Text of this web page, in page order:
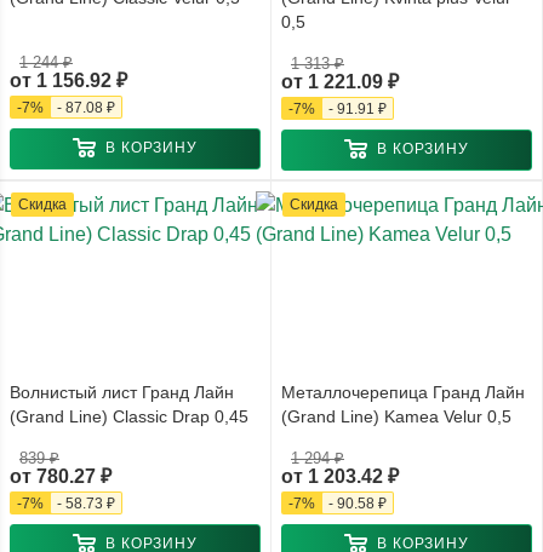
от 1 156.92 ₽
1 244 ₽
-7% - 87.08 ₽
В КОРЗИНУ
0,5
от 1 221.09 ₽
1 313 ₽
-7% - 91.91 ₽
В КОРЗИНУ
Скидка
Волнистый лист Гранд Лайн
(Grand Line) Classic Drap 0,45
от 780.27 ₽
839 ₽
-7% - 58.73 ₽
В КОРЗИНУ
Скидка
Металлочерепица Гранд Лайн
(Grand Line) Kamea Velur 0,5
от 1 203.42 ₽
1 294 ₽
-7% - 90.58 ₽
В КОРЗИНУ